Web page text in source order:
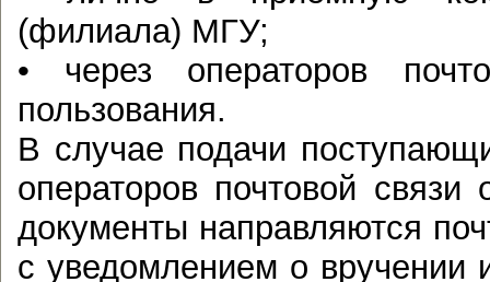
(филиала) МГУ;
• через операторов
пользования.
В случае подачи
операторов почтовой связи
документы направляются
с уведомлением о вручении